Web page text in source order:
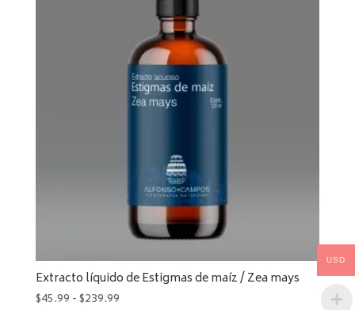
Extracto líquido de Estigmas de maíz / Zea mays
$45.99 -$239.99Rango
USD